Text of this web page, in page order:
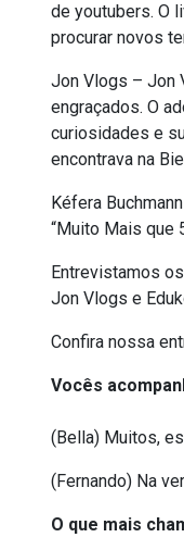
de youtubers. O
procurar novos
Jon Vlogs – Jon
engraçados. O
curiosidades e
encontrava na
Kéfera
“Muito Mais que
Entrevistamos
Jon Vlogs e
Confira nossa
Vocês
(Bella) Muitos,
(Fernando) Na
O que mais